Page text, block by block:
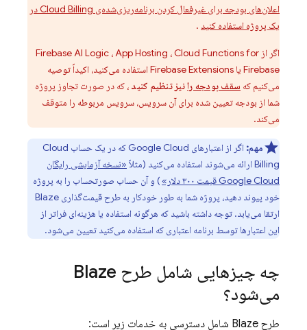
اعلان‌های بودجه برای غیرفعال کردن برنامه‌ریزی‌شده‌ی Cloud Billingدر
یک پروژه استفاده کنید .
اگر از Firebase AI Logic ،App Hosting ،Cloud Functions for
Firebase یا Firebase Extensions استفاده می‌کنید، اکیداً توصیه
می‌کنیم که سقف بودجه رانیز تنظیم کنید ، که در صورت تجاوز پروژه
شما از بودجه تعیین شده برای آن سرویس، سرویس مربوطه را متوقف
می‌کند.
مهم: اگر از اعتبارهای Google Cloud که در یک حساب Cloud
Billing ارائه می‌شوند استفاده می‌کنید (مثلاً «نسخه آزمایشی رایگان
Google Cloud قیمت ۳۰۰ دلار»
) و آن حساب صورتحساب را به پروژه
خود پیوند دهید، پروژه شما به طور خودکار به طرح قیمت‌گذاری Blaze
ارتقا می‌یابد. توجه داشته باشید که هرگونه استفاده یا هزینه‌ای فراتر از
این اعتبارها توسط برنامه اعتباری که استفاده می‌کنید تعیین می‌شود.
چه چیزهایی شامل طرح Blaze
می‌شود؟
طرح Blaze شامل دسترسی به خدمات زیر است: